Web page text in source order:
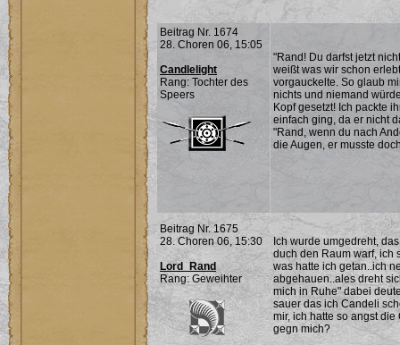
Beitrag Nr. 1674
28. Choren 06, 15:05
Candlelight
Rang: Tochter des
Speers
"Rand! Du darfst jetzt
weißt was wir schon
vorgauckelte. So glaub
nichts und niemand
Kopf gesetzt! Ich packte
einfach ging, da er nicht
"Rand, wenn du nach
die Augen, er musste
Beitrag Nr. 1675
28. Choren 06, 15:30
Lord_Rand
Rang: Geweihter
Ich wurde umgedreht,
duch den Raum warf, ich
was hatte ich getan..ich
abgehauen..ales dreht
mich in Ruhe" dabei
sauer das ich Candeli
mir, ich hatte so angst
gegn mich?